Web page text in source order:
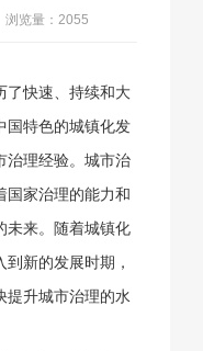
浏览量：2055
了快速、持续和大
国特色的城镇化发
治理经验。城市治
国家治理的能力和
未来。随着城镇化
新的发展时期，
提升城市治理的水